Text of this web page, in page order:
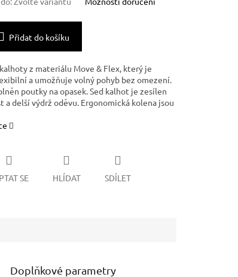
Přidat do košíku
z materiálu Move & Flex, který je
a umožňuje volný pohyb bez omezení.
poutky na opasek. Sed kalhot je zesílen
a delší výdrž oděvu. Ergonomická kolena jsou
SE HLÍDAT SDÍLET
Doplňkové parametry